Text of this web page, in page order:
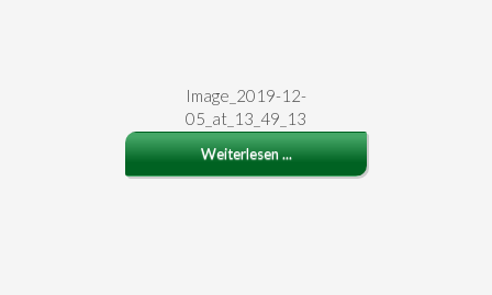
Image_2019-12-
05_at_13_49_13
Weiterlesen ...